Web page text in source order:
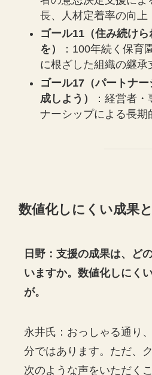
長、人材定着率の向上
ゴール11（住み続け
を）
：100年続く保育
に根ざした組織の継承
ゴール17（パートナ
成しよう）
：経営者
ナーシップによる長期
数値化しにくい成果
日野：支援の成果は、ど
いますか。数値化しにく
が。
永井氏：おっしゃる通り
分ではあります。ただ、
次のような声をいただく